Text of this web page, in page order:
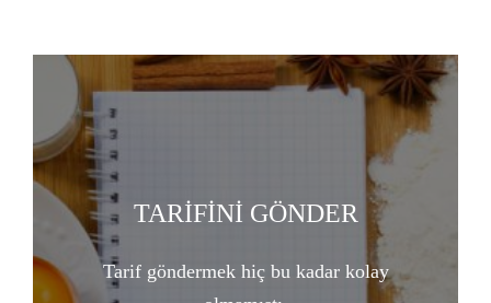
TARİFİNİ GÖNDER
Tarif göndermek hiç bu kadar kolay